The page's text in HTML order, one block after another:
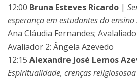
12:00 Bruna Esteves Ricardo |
esperança em estudantes do
Ana Cláudia Fernandes;
Avaliador 2: Ângela Azevedo
12:15 Alexandre José Lemos
Espiritualidade, crenças